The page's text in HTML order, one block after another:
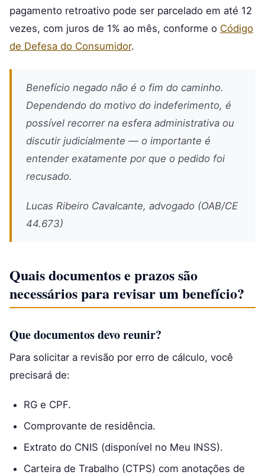
pagamento retroativo pode ser parcelado em até 12
vezes, com juros de 1% ao mês, conforme o Código
de Defesa do Consumidor.
Benefício negado não é o fim do caminho.
Dependendo do motivo do indeferimento, é
possível recorrer na esfera administrativa ou
discutir judicialmente — o importante é
entender exatamente por que o pedido foi
recusado.
Lucas Ribeiro Cavalcante, advogado (OAB/CE
44.673)
Quais documentos e prazos são
necessários para revisar um benefício?
Que documentos devo reunir?
Para solicitar a revisão por erro de cálculo, você
precisará de:
RG e CPF.
Comprovante de residência.
Extrato do CNIS (disponível no Meu INSS).
Carteira de Trabalho (CTPS) com anotações de